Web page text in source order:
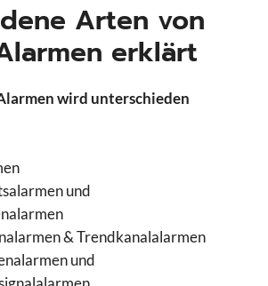
Arten von
erklärt
wird unterschieden
und
& Trendkanalalarmen
und